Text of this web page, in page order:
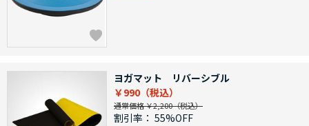
ヨガマット リバーシブル
￥990
通常価格 ￥2,200
割引率： 55%OFF